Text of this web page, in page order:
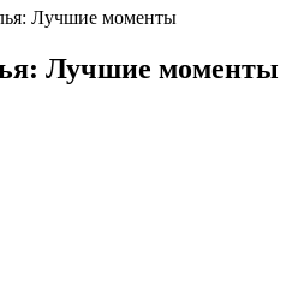
Лучшие моменты
Лучшие моменты